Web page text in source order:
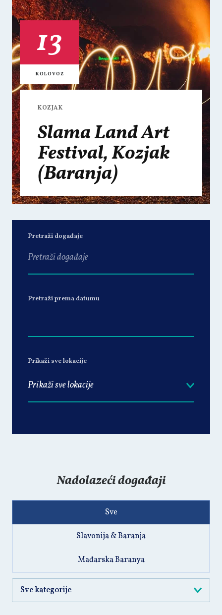
13
KOLOVOZ
KOZJAK
Slama Land Art
Festival, Kozjak
(Baranja)
Pretraži događaje
Pretraži prema datumu
Prikaži sve lokacije
Nadolazeći događaji
Sve
Slavonija & Baranja
Mađarska Baranya